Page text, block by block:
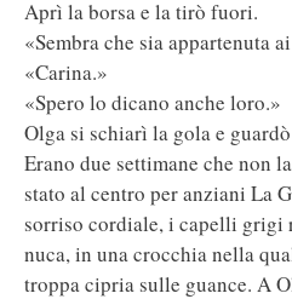
Aprì la borsa e la tirò fuori.
«Sembra che sia appartenuta
«Carina.»
«Spero lo dicano anche loro.»
Olga si schiarì la gola e
Erano due settimane che non
stato al centro per anziani La
sorriso cordiale, i capelli grigi
nuca, in una crocchia nella
troppa cipria sulle guance. A